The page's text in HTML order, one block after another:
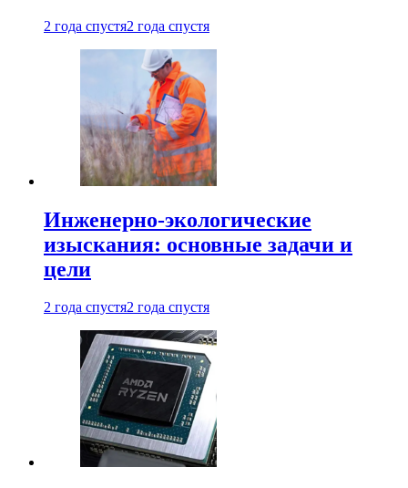
2 года спустя2 года спустя
Инженерно-экологические
изыскания: основные задачи и
цели
2 года спустя2 года спустя